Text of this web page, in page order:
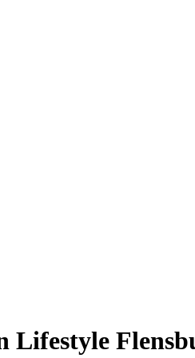
Lifestyle